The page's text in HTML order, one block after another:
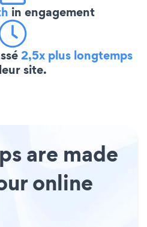
in engagement
2,5x plus longtemps
site.
are made
online